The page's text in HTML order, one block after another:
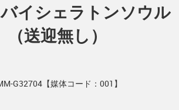
イシェラトンソウル
送迎無し）
G32704【媒体コード：001】